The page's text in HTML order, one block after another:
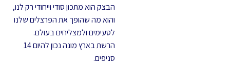
הבצק הוא מתכון סודי וייחודי רק לנו,
והוא מה שהופך את הפרצלים שלנו
לטעימים ולמצליחים בעולם.
הרשת בארץ מונה נכון להיום 14
סניפים.